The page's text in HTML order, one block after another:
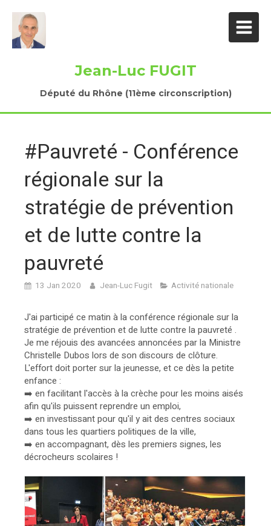
Jean-Luc FUGIT
Député du Rhône (11ème circonscription)
#Pauvreté - Conférence
régionale sur la
stratégie de prévention
et de lutte contre la
pauvreté
13 Jan 2020 Jean-Luc Fugit Activité nationale
J'ai participé ce matin à la conférence régionale sur la
stratégie de prévention et de lutte contre la pauvreté .
Je me réjouis des avancées annoncées par la Ministre
Christelle Dubos lors de son discours de clôture.
L'effort doit porter sur la jeunesse, et ce dès la petite
enfance :
➡️ en facilitant l'accès à la crèche pour les moins aisés
afin qu'ils puissent reprendre un emploi,
➡️ en investissant pour qu'il y ait des centres sociaux
dans tous les quartiers politiques de la ville,
➡️ en accompagnant, dès les premiers signes, les
décrocheurs scolaires !